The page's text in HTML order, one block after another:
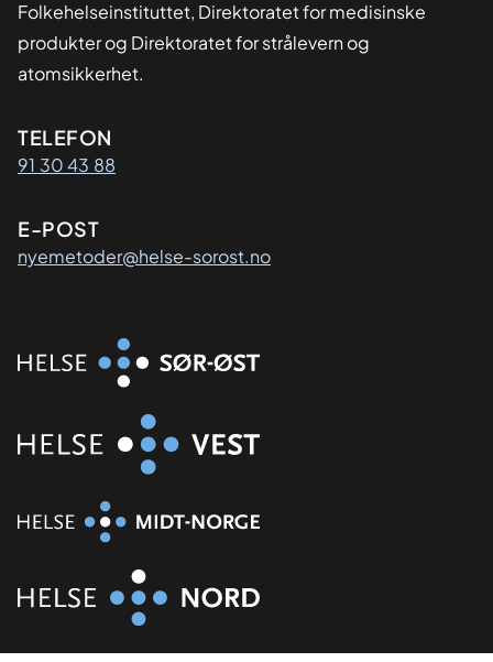
Folkehelseinstituttet, Direktoratet for medisinske
produkter og Direktoratet for strålevern og
atomsikkerhet.
Kontaktinformasjon
TELEFON
91 30 43 88
E-POST
nyemetoder@helse-sorost.no
Organisasjon